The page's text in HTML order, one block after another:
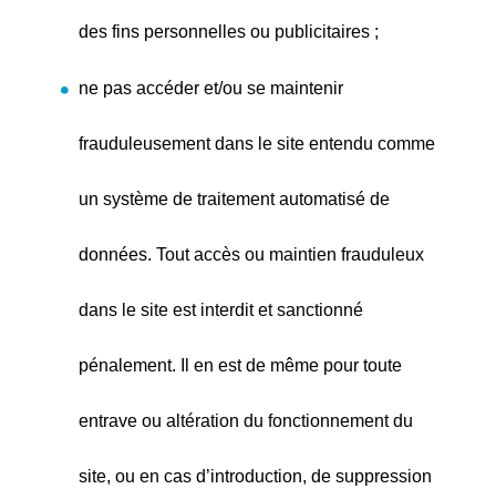
des fins personnelles ou publicitaires ;
ne pas accéder et/ou se maintenir
frauduleusement dans le site entendu comme
un système de traitement automatisé de
données. Tout accès ou maintien frauduleux
dans le site est interdit et sanctionné
pénalement. Il en est de même pour toute
entrave ou altération du fonctionnement du
site, ou en cas d’introduction, de suppression